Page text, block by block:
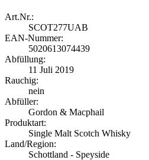
Art.Nr.:
SCOT277UAB
EAN-Nummer:
5020613074439
Abfüllung:
11 Juli 2019
Rauchig:
nein
Abfüller:
Gordon & Macphail
Produktart:
Single Malt Scotch Whisky
Land/Region:
Schottland - Speyside